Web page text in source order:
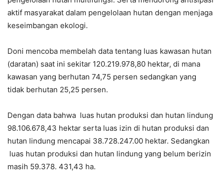
aktif masyarakat dalam pengelolaan hutan dengan menjaga
keseimbangan ekologi.
Doni mencoba membelah data tentang luas kawasan hutan
(daratan) saat ini sekitar 120.219.978,80 hektar, di mana
kawasan yang berhutan 74,75 persen sedangkan yang
tidak berhutan 25,25 persen.
Dengan data bahwa luas hutan produksi dan hutan lindung
98.106.678,43 hektar serta luas izin di hutan produksi dan
hutan lindung mencapai 38.728.247.00 hektar. Sedangkan
luas hutan produksi dan hutan lindung yang belum berizin
masih 59.378. 431,43 ha.